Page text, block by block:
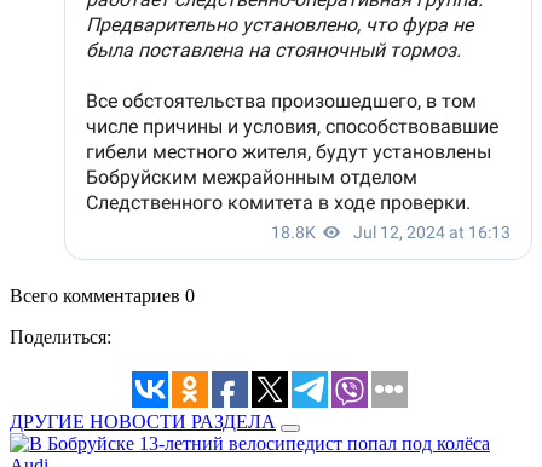
Всего комментариев 0
Поделиться:
ДРУГИЕ НОВОСТИ РАЗДЕЛА